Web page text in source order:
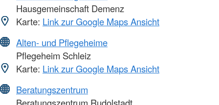
Hausgemeinschaft Demenz
Karte: Link zur Google Maps Ansicht
Alten- und Pflegeheime
Pflegeheim Schleiz
Karte: Link zur Google Maps Ansicht
Beratungszentrum